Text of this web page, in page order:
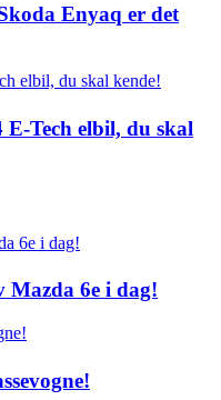
Enyaq er det
E-Tech elbil, du skal
Mazda 6e i dag!